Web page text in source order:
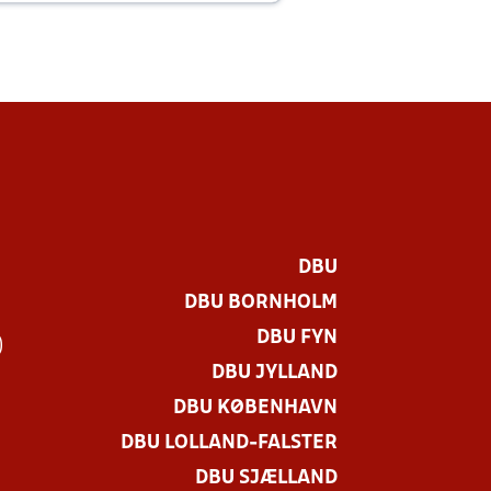
DBU
DBU BORNHOLM
DBU FYN
DBU JYLLAND
DBU KØBENHAVN
DBU LOLLAND-FALSTER
DBU SJÆLLAND